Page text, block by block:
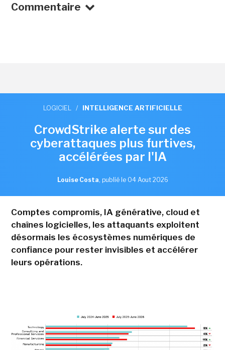
Commentaire
LOGICIEL / INTELLIGENCE ARTIFICIELLE
CrowdStrike alerte sur des
cyberattaques plus furtives,
accélérées par l'IA
Louise Costa, publié le 04 Aout 2026
Comptes compromis, IA générative, cloud et
chaînes logicielles, les attaquants exploitent
désormais les écosystèmes numériques de
confiance pour rester invisibles et accélérer
leurs opérations.